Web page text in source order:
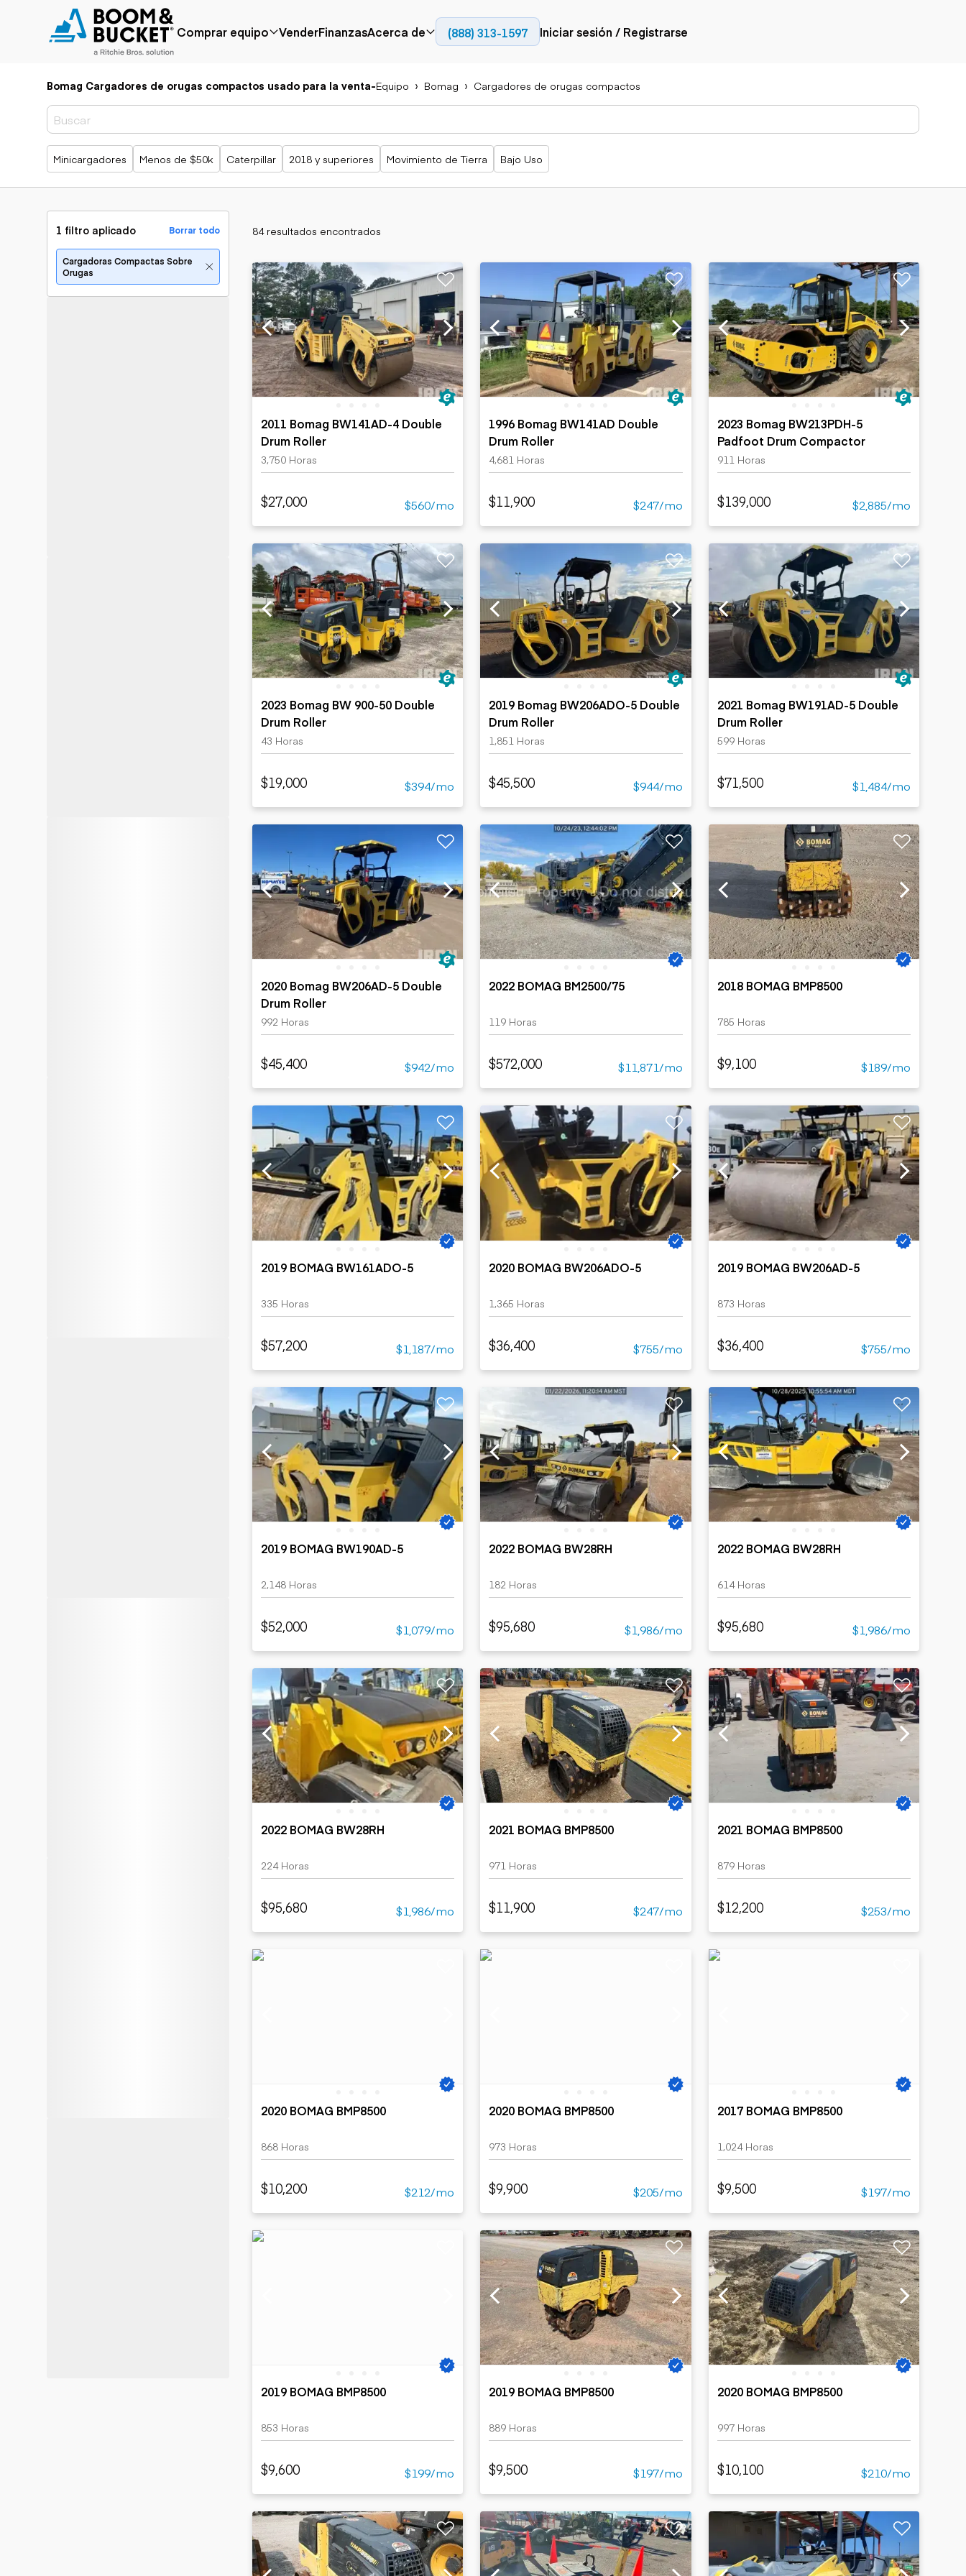
Comprar equipo
Popular
Agregado
recientemente
Menos de $50k
Próximamente
Aplicación
Agricultura
Áridos y cantera
Marca popular
Caterpillar
Chevrolet
Ford
Freightliner
Genie
GMC
International
JLG
John Deere
Peterbilt
Aérea
Grúas
Carretillas
elevadoras
Ascensores
tierra
Retroexcavadoras
Topadoras
Cargadoras
compactas sobre
orugas
Excavadoras
Motoniveladoras
Minicargadoras
Omitir cargadores
Raspadores
Cargadoras de
Pavimentación
Adoquines
Recuperadores de
carreteras
energía
Generadores
Trailers
Remolques
volcados
Remolques de
plataforma
Remolques de
Camiones
volquetes
Camiones de
servicio
Camiones
especiales
Camiones con
remolque cisterna
VenderFinanzasAcerca de
(888) 313-1597 Iniciar sesión / Registrarse
Bomag Cargadores de orugas compactos usado para la venta-Equipo Bomag Cargadores de orugas compactos
Búsquedas populares
Minicargadores Menos de $50k Caterpillar 2018 y superiores Movimiento de Tierra Bajo Uso
1 filtro aplicado Borrar todo
Cargadoras Compactas Sobre
Orugas
84 resultados encontrados
2011 Bomag BW141AD-4 Double
Drum Roller
3,750 Horas
$27,000 $560/mo
1996 Bomag BW141AD Double
Drum Roller
4,681 Horas
$11,900 $247/mo
2023 Bomag BW213PDH-5
Padfoot Drum Compactor
911 Horas
$139,000 $2,885/mo
2023 Bomag BW 900-50 Double
Drum Roller
43 Horas
$19,000 $394/mo
2019 Bomag BW206ADO-5 Double
Drum Roller
1,851 Horas
$45,500 $944/mo
2021 Bomag BW191AD-5 Double
Drum Roller
599 Horas
$71,500 $1,484/mo
2020 Bomag BW206AD-5 Double
Drum Roller
992 Horas
$45,400 $942/mo
2022 BOMAG BM2500/75
119 Horas
$572,000 $11,871/mo
2018 BOMAG BMP8500
785 Horas
$9,100 $189/mo
2019 BOMAG BW161ADO-5
335 Horas
$57,200 $1,187/mo
2020 BOMAG BW206ADO-5
1,365 Horas
$36,400 $755/mo
2019 BOMAG BW206AD-5
873 Horas
$36,400 $755/mo
2019 BOMAG BW190AD-5
2,148 Horas
$52,000 $1,079/mo
2022 BOMAG BW28RH
182 Horas
$95,680 $1,986/mo
2022 BOMAG BW28RH
614 Horas
$95,680 $1,986/mo
2022 BOMAG BW28RH
224 Horas
$95,680 $1,986/mo
2021 BOMAG BMP8500
971 Horas
$11,900 $247/mo
2021 BOMAG BMP8500
879 Horas
$12,200 $253/mo
2020 BOMAG BMP8500
868 Horas
$10,200 $212/mo
2020 BOMAG BMP8500
973 Horas
$9,900 $205/mo
2017 BOMAG BMP8500
1,024 Horas
$9,500 $197/mo
2019 BOMAG BMP8500
853 Horas
$9,600 $199/mo
2019 BOMAG BMP8500
889 Horas
$9,500 $197/mo
2020 BOMAG BMP8500
997 Horas
$10,100 $210/mo